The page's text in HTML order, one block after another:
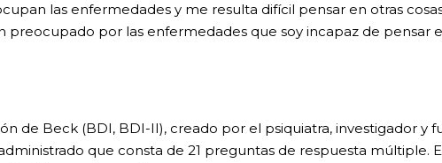
las enfermedades y me resulta difícil pensar en otras
preocupado por las enfermedades que soy incapaz de pensar
de Beck (BDI, BDI-II), creado por el psiquiatra, investigador y
que consta de 21 preguntas de respuesta